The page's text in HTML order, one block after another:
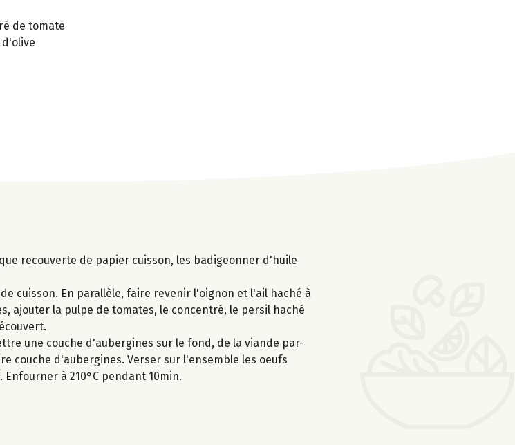
de tomate
d'olive
recouverte de papier cuisson, les badigeonner d'huile
cuisson. En parallèle, faire revenir l'oignon et l'ail haché à
ajouter la pulpe de tomates, le concentré, le persil haché
une couche d'aubergines sur le fond, de la viande par-
couche d'aubergines. Verser sur l'ensemble les oeufs
à 210°C pendant 10min.